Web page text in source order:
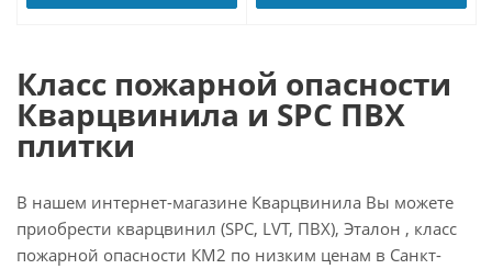
Класс пожарной опасности
Кварцвинила и SPC ПВХ
плитки
В нашем интернет-магазине Кварцвинила Вы можете
приобрести кварцвинил (SPC, LVT, ПВХ), Эталон , класс
пожарной опасности КМ2 по низким ценам в Санкт-